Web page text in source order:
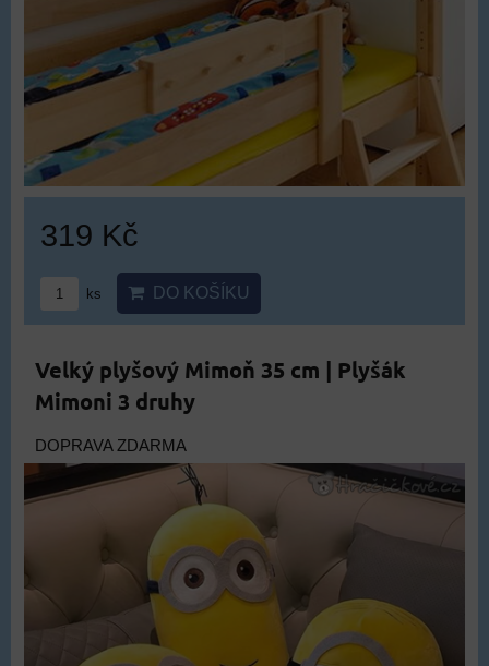
319 Kč
ks DO KOŠÍKU
Velký plyšový Mimoň 35 cm | Plyšák
Mimoni 3 druhy
DOPRAVA ZDARMA